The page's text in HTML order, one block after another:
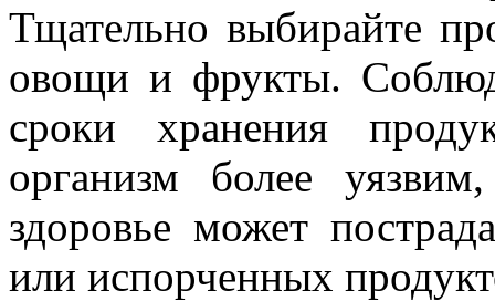
Тщательно выбирайте
овощи и фрукты.
сроки хранения
организм более
здоровье может
или испорченных